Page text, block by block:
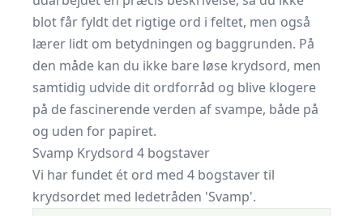
blot får fyldt det rigtige ord i feltet, men også
lærer lidt om betydningen og baggrunden. På
den måde kan du ikke bare løse krydsord, men
samtidig udvide dit ordforråd og blive klogere
på de fascinerende verden af svampe, både på
og uden for papiret.
Svamp Krydsord 4 bogstaver
Vi har fundet ét ord med 4 bogstaver til
krydsordet med ledetråden 'Svamp'.